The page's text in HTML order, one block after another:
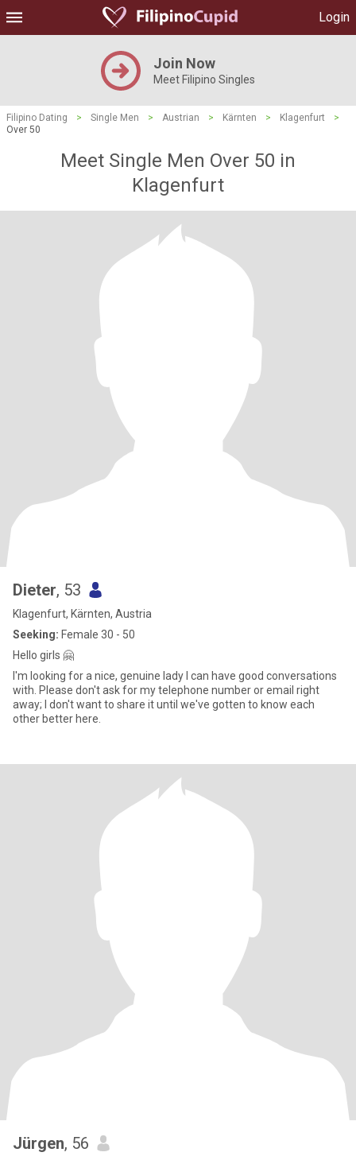
Login
Join Now
Meet Filipino Singles
Filipino Dating > Single Men > Austrian > Kärnten > Klagenfurt
>
Over 50
Meet Single Men Over 50 in
Klagenfurt
Dieter, 53
Klagenfurt, Kärnten, Austria
Seeking: Female 30 - 50
Hello girls 🤗
I'm looking for a nice, genuine lady I can have good conversations
with. Please don't ask for my telephone number or email right
away; I don't want to share it until we've gotten to know each
other better here.
Jürgen, 56